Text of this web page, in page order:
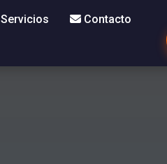
Servicios
Contacto